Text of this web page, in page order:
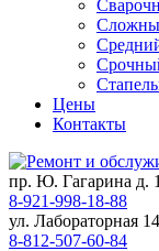
Цены
Контакты
пр. Ю. Гагарина д. 1
8-921-998-18-88
ул. Лабораторная
8-812-507-60-84